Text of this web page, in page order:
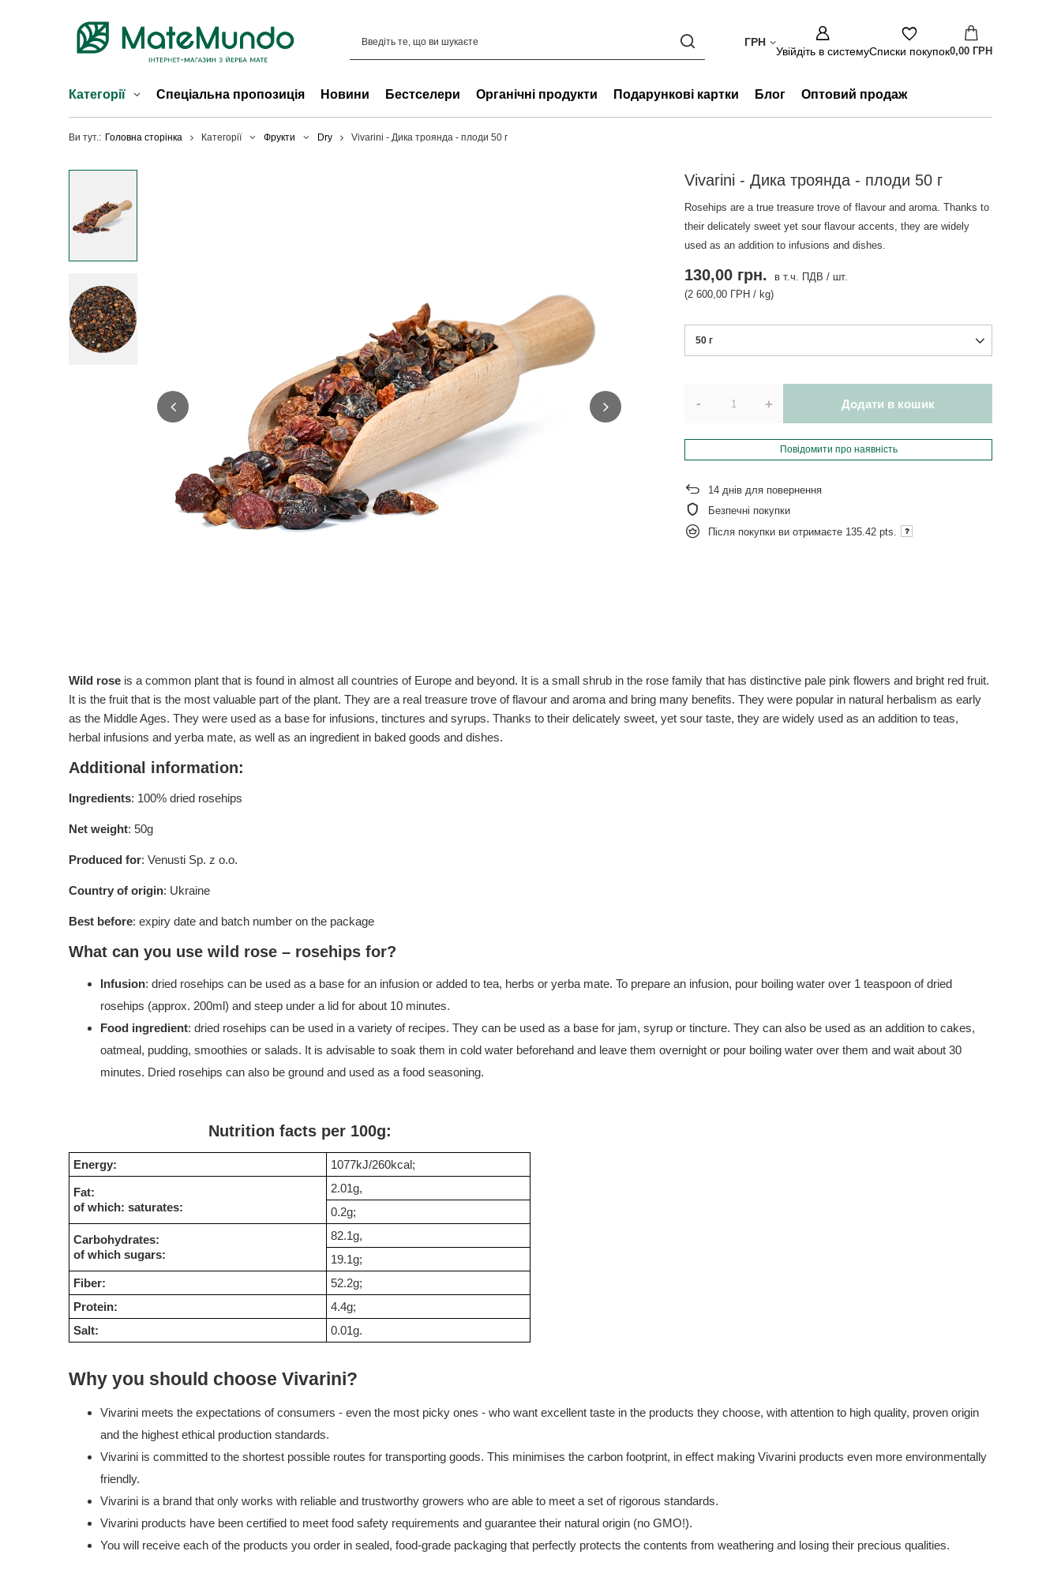
ГРН
Увійдіть в системуСписки покупок0,00 ГРН
Категорії Спеціальна пропозиція Новини Бестселери Органічні продукти Подарункові картки Блог Оптовий продаж
Ви тут.: Головна сторінка Категорії Фрукти Dry Vivarini - Дика троянда - плоди 50 г
Vivarini - Дика троянда - плоди 50 г
Rosehips are a true treasure trove of flavour and aroma. Thanks to
their delicately sweet yet sour flavour accents, they are widely
used as an addition to infusions and dishes.
50 г
130,00 грн. в т.ч. ПДВ / шт.
(2 600,00 ГРН / kg)
- + Додати в кошик
Повідомити про наявність
14 днів для повернення
Безпечні покупки
Після покупки ви отримаєте 135.42 pts.
Wild rose is a common plant that is found in almost all countries of Europe and beyond. It is a small shrub in the rose family that has distinctive pale pink flowers and bright red fruit.
It is the fruit that is the most valuable part of the plant. They are a real treasure trove of flavour and aroma and bring many benefits. They were popular in natural herbalism as early
as the Middle Ages. They were used as a base for infusions, tinctures and syrups. Thanks to their delicately sweet, yet sour taste, they are widely used as an addition to teas,
herbal infusions and yerba mate, as well as an ingredient in baked goods and dishes.
Additional information:
Ingredients: 100% dried rosehips
Net weight: 50g
Produced for: Venusti Sp. z o.o.
Country of origin: Ukraine
Best before: expiry date and batch number on the package
What can you use wild rose – rosehips for?
Infusion: dried rosehips can be used as a base for an infusion or added to tea, herbs or yerba mate. To prepare an infusion, pour boiling water over 1 teaspoon of dried
rosehips (approx. 200ml) and steep under a lid for about 10 minutes.
Food ingredient: dried rosehips can be used in a variety of recipes. They can be used as a base for jam, syrup or tincture. They can also be used as an addition to cakes,
oatmeal, pudding, smoothies or salads. It is advisable to soak them in cold water beforehand and leave them overnight or pour boiling water over them and wait about 30
minutes. Dried rosehips can also be ground and used as a food seasoning.
Nutrition facts per 100g:
Energy: 1077kJ/260kcal;
Fat:
of which: saturates:
2.01g,
0.2g;
Carbohydrates:
of which sugars:
82.1g,
19.1g;
Fiber:
52.2g;
Protein:
4.4g;
Salt:
0.01g.
Why you should choose Vivarini?
Vivarini meets the expectations of consumers - even the most picky ones - who want excellent taste in the products they choose, with attention to high quality, proven origin
and the highest ethical production standards.
Vivarini is committed to the shortest possible routes for transporting goods. This minimises the carbon footprint, in effect making Vivarini products even more environmentally
friendly.
Vivarini is a brand that only works with reliable and trustworthy growers who are able to meet a set of rigorous standards.
Vivarini products have been certified to meet food safety requirements and guarantee their natural origin (no GMO!).
You will receive each of the products you order in sealed, food-grade packaging that perfectly protects the contents from weathering and losing their precious qualities.